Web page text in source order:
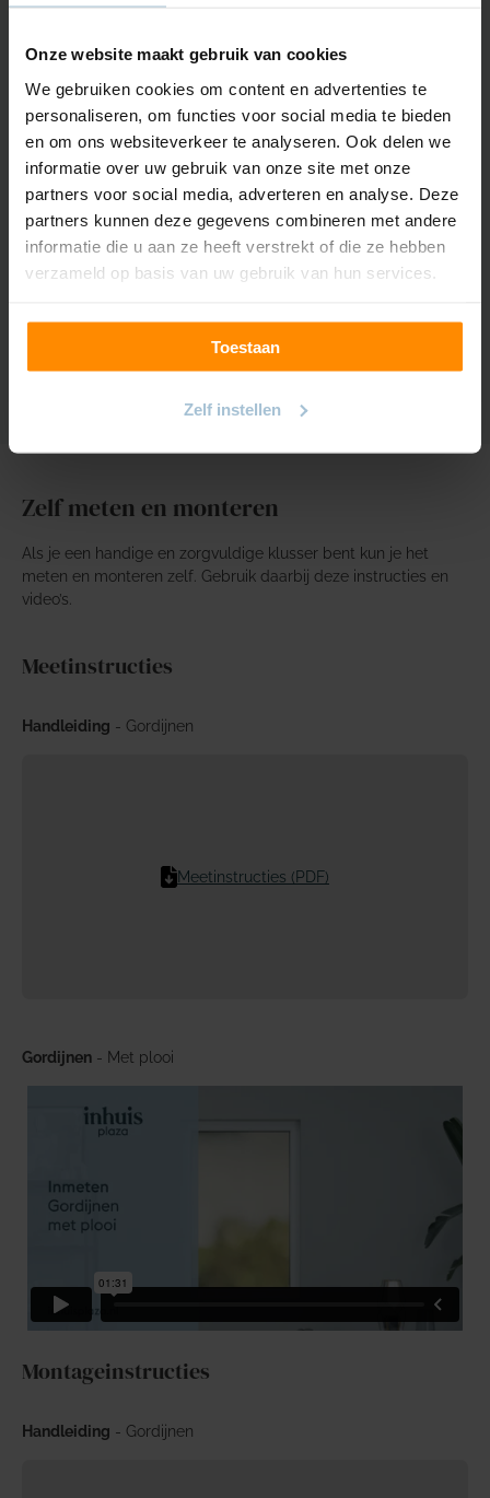
Onze website maakt gebruik van cookies
We gebruiken cookies om content en advertenties te
personaliseren, om functies voor social media te bieden
en om ons websiteverkeer te analyseren. Ook delen we
informatie over uw gebruik van onze site met onze
partners voor social media, adverteren en analyse. Deze
partners kunnen deze gegevens combineren met andere
informatie die u aan ze heeft verstrekt of die ze hebben
verzameld op basis van uw gebruik van hun services.
Toestaan
Zelf instellen
Algemene informatie
Hoogte stof 292cm
Kleuren 20 kleuren
Gewicht 380
Samenstelling
67% Polyester, 22%
Acryl, 11% Overig
Krimptolerantie 1%
Kleur/Lichtechtheid 5/5
Zelf meten en monteren
Als je een handige en zorgvuldige klusser bent kun je het
meten en monteren zelf. Gebruik daarbij deze instructies en
video’s.
Meetinstructies
Handleiding - Gordijnen
Meetinstructies (PDF)
Gordijnen - Met plooi
Montageinstructies
Handleiding - Gordijnen